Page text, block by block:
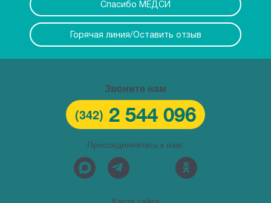
Спасибо МЕДСИ
Горячая линия/Оставить отзыв
Звоните нам
(342) 2 544 096
Присоединяйтесь к нам:
Карта сайта